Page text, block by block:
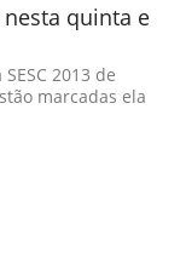
quinta e
2013 de
marcadas ela